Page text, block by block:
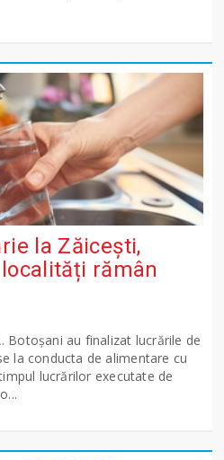
la Zăicești,
rămân
Botoșani au finalizat lucrările de
la conducta de alimentare cu
lucrărilor executate de